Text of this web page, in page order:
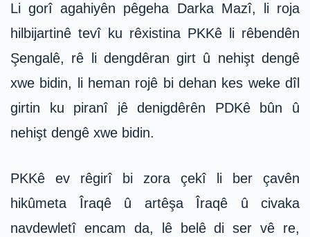
Li gorî agahiyên pêgeha Darka Mazî, li roja
hilbijartinê tevî ku rêxistina PKKê li rêbendên
Şengalê, rê li dengdêran girt û nehişt dengê
xwe bidin, li heman rojê bi dehan kes weke dîl
girtin ku piranî jê denigdêrên PDKê bûn û
nehişt dengê xwe bidin.
PKKê ev rêgirî bi zora çekî li ber çavên
hikûmeta Îraqê û artêşa Îraqê û civaka
navdewletî encam da, lê belê di ser vê re,